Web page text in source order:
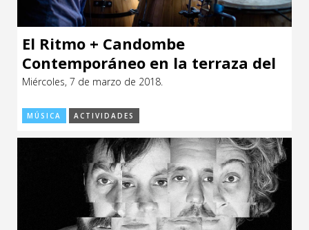
El Ritmo + Candombe
Contemporáneo en la terraza del
CCE
Miércoles, 7 de marzo de 2018.
MÚSICA ACTIVIDADES